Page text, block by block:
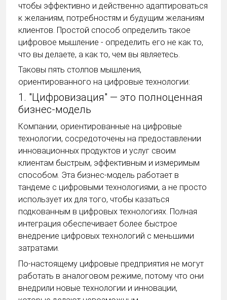
чтобы эффективно и действенно адаптироваться
к желаниям, потребностям и будущим желаниям
клиентов. Простой способ определить такое
цифровое мышление - определить его не как то,
что вы делаете, а как то, чем вы являетесь.
Таковы пять столпов мышления,
ориентированного на цифровые технологии:
1. "Цифровизация" — это полноценная
бизнес-модель
Компании, ориентированные на цифровые
технологии, сосредоточены на предоставлении
инновационных продуктов и услуг своим
клиентам быстрым, эффективным и измеримым
способом. Эта бизнес-модель работает в
тандеме с цифровыми технологиями, а не просто
использует их для того, чтобы казаться
подкованным в цифровых технологиях. Полная
интеграция обеспечивает более быстрое
внедрение цифровых технологий с меньшими
затратами.
По-настоящему цифровые предприятия не могут
работать в аналоговом режиме, потому что они
внедрили новые технологии и инновации,